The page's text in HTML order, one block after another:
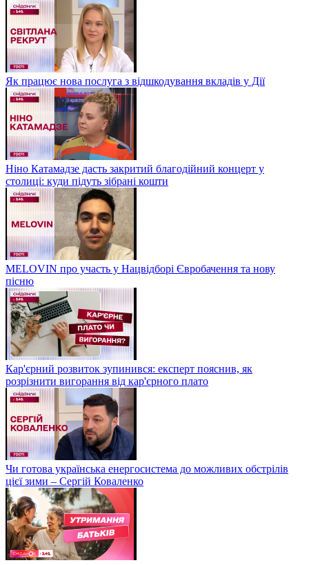
Як працює нова послуга з відшкодування вкладів у Дії
Ніно Катамадзе дасть закритий благодійний концерт у
столиці: куди підуть зібрані кошти
MELOVIN про участь у Нацвідборі Євробачення та нову
пісню
Кар'єрний розвиток зупинився: експерт пояснив, як
розрізнити вигорання від кар'єрного плато
Чи готова українська енергосистема до можливих обстрілів
цієї зими – Сергій Коваленко